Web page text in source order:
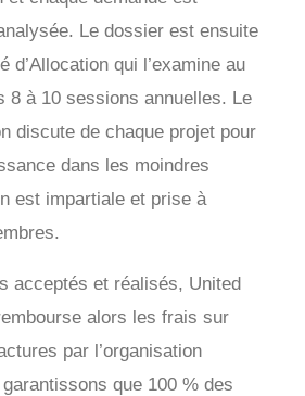
Le dossier est ensuite
d’Allocation qui l’examine au
8 à 10 sessions annuelles. Le
discute de chaque projet pour
dans les moindres
est impartiale et prise à
acceptés et réalisés, United
alors les frais sur
par l’organisation
que 100 % des